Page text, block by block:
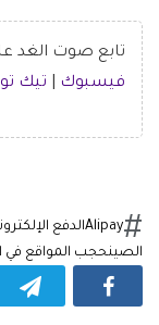
تابع صوت الغد
فيسبوك
تيك
Alipayالدفع
الصينحجب المواقع في